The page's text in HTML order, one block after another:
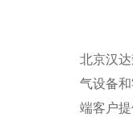
北京汉
气设备
端客户